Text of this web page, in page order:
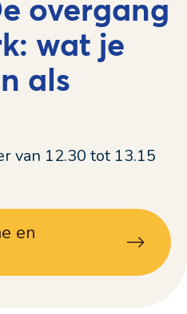
overgang
wat je
als
en
van 12.30 tot 13.15